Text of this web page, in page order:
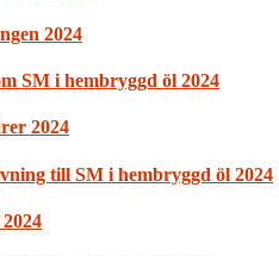
2024
SM i hembryggd öl 2024
2024
till SM i hembryggd öl 2024